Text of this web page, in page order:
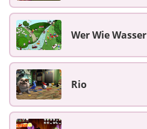
Wer Wie Wasser
Rio